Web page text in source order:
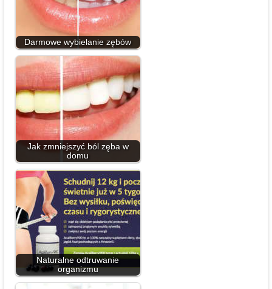
Darmowe wybielanie zębów
Jak zmniejszyć ból zęba w
domu
Naturalne odtruwanie
organizmu